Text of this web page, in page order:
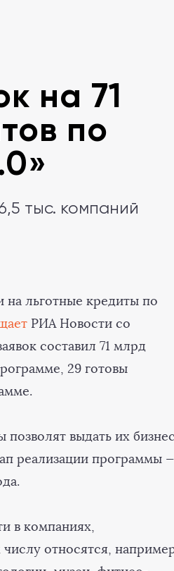
на 71
по
тыс. компаний
на льготные кредиты по
РИА Новости со
составил 71 млрд
29 готовы
выдать их
реализации программы —
в компаниях,
относятся,